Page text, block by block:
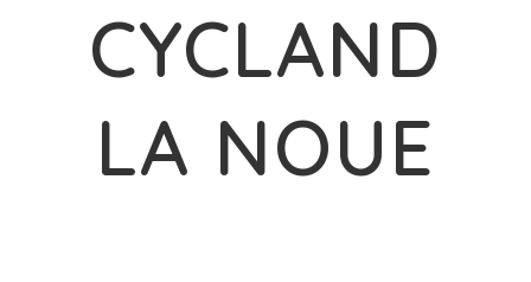
CYCLAND
LA NOUE